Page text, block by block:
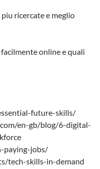
ricercate e meglio
online e quali
future-skills/
en-gb/blog/6-digital-
paying-jobs/
tech-skills-in-demand